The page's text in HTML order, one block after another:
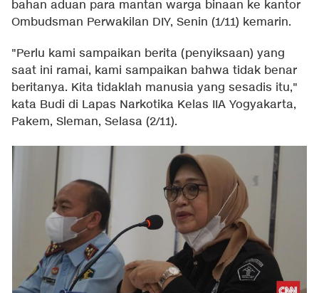
bahan aduan para mantan warga binaan ke kantor
Ombudsman Perwakilan DIY, Senin (1/11) kemarin.
"Perlu kami sampaikan berita (penyiksaan) yang
saat ini ramai, kami sampaikan bahwa tidak benar
beritanya. Kita tidaklah manusia yang sesadis itu,"
kata Budi di Lapas Narkotika Kelas IIA Yogyakarta,
Pakem, Sleman, Selasa (2/11).